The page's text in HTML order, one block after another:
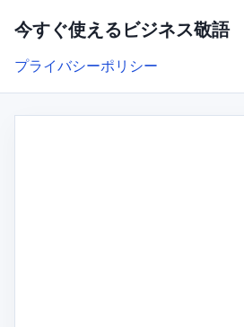
今すぐ使えるビジネス敬語
プライバシーポリシー